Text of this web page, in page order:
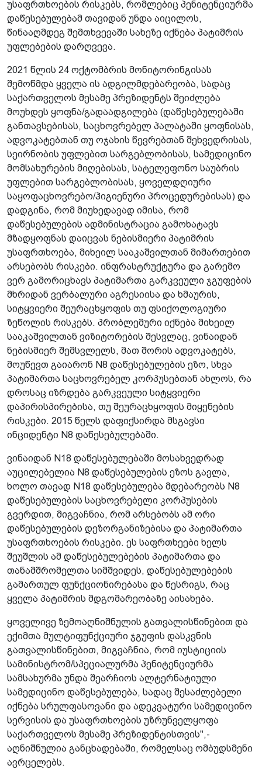
უსაფრთხოების რისკებს, რომლებიც პენიტენციურმა
დაწესებულებამ თავიდან უნდა აიცილოს,
წინააღმდეგ შემთხვევაში სახეზე იქნება პატიმრის
უფლებების დარღვევა.
2021 წლის 24 ოქტომბრის მონიტორინგისას
შემოწმდა ყველა ის ადგილმდებარეობა, სადაც
საქართველოს მესამე პრეზიდენტს შეიძლება
მოუხდეს ყოფნა/გადაადგილება (დაწესებულებაში
განთავსებისას, საცხოვრებელ პალატაში ყოფნისას,
ადვოკატებთან თუ ოჯახის წევრებთან შეხვედრისას,
სეირნობის უფლებით სარგებლობისას, სამედიცინო
მომსახურების მიღებისას, სატელეფონო საუბრის
უფლებით სარგებლობისას, ყოველდღიური
საყოფაცხოვრებო/ჰიგიენური პროცედურებისას) და
დადგინა, რომ მიუხედავად იმისა, რომ
დაწესებულების ადმინისტრაცია გამოხატავს
მზადყოფნას დაიცვას ნებისმიერი პატიმრის
უსაფრთხოება, მიხეილ სააკაშვილთან მიმართებით
არსებობს რისკები. ინფრასტრუქტურა და გარემო
ვერ გამორიცხავს პატიმართა გარკვეული ჯგუფების
მხრიდან ვერბალური აგრესიისა და ხმაურის,
სიტყვიერი შეურაცხყოფის თუ ფსიქოლოგიური
ზეწოლის რისკებს. პრობლემური იქნება მიხეილ
სააკაშვილთან ვიზიტორების შესვლაც, ვინაიდან
ნებისმიერ შემსვლელს, მათ შორის ადვოკატებს,
მოუწევთ გაიარონ N8 დაწესებულების ეზო, სხვა
პატიმართა საცხოვრებელ კორპუსებთან ახლოს, რა
დროსაც იზრდება გარკვეული სიტყვიერი
დაპირისპირებისა, თუ შეურაცხყოფის მიყენების
რისკები. 2015 წელს დაფიქსირდა მსგავსი
ინციდენტი N8 დაწესებულებაში.
ვინაიდან N18 დაწესებულებაში მოსახვედრად
აუცილებელია N8 დაწესებულების ეზოს გავლა,
ხოლო თავად N18 დაწესებულება მდებარეობს N8
დაწესებულების საცხოვრებელი კორპუსების
გვერდით, მიგვაჩნია, რომ არსებობს ამ ორი
დაწესებულების დეზორგანიზებისა და პატიმართა
უსაფრთხოების რისკები. ეს საფრთხეები ხელს
შეუშლის ამ დაწესებულებების პატიმართა და
თანამშრომელთა სიმშვიდეს, დაწესებულებების
გამართულ ფუნქციონირებასა და წესრიგს, რაც
ყველა პატიმრის მდგომარეობაზე აისახება.
ყოველივე ზემოაღნიშნულის გათვალისწინებით და
ექიმთა მულტიფუნქციური ჯგუფის დასკვნის
გათვალისწინებით, მიგვაჩნია, რომ იუსტიციის
სამინისტრომ/სპეციალურმა პენიტენციურმა
სამსახურმა უნდა შეარჩიოს ალტერნატიული
სამედიცინო დაწესებულება, სადაც შესაძლებელი
იქნება სრულფასოვანი და ადეკვატური სამედიცინო
სერვისის და უსაფრთხოების უზრუნველყოფა
საქართველოს მესამე პრეზიდენტისთვის",-
აღნიშნულია განცხადებაში, რომელსაც ომბუდსმენი
ავრცელებს.